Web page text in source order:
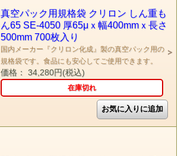
真空パック用規格袋 クリロン しん重も
ん65 SE-4050 厚65μｘ幅400mmｘ長さ
500mm 700枚入り
国内メーカー『クリロン化成』製の真空パック用の
規格袋です。食品にも安心してご使用できます。
価格： 34,280円(税込)
在庫切れ